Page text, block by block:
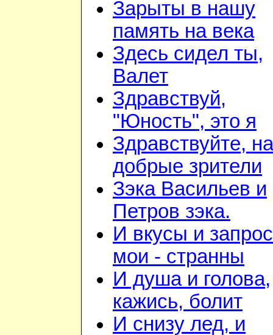
Зарыты в нашу
память на века
Здесь сидел ты,
Валет
Здравствуй,
"Юность", это я
Здравствуйте,
добрые зрители
Зэка Васильев и
Петров зэка.
И вкусы и
мои - странны
И душа и голова,
кажись, болит
И снизу лед, и